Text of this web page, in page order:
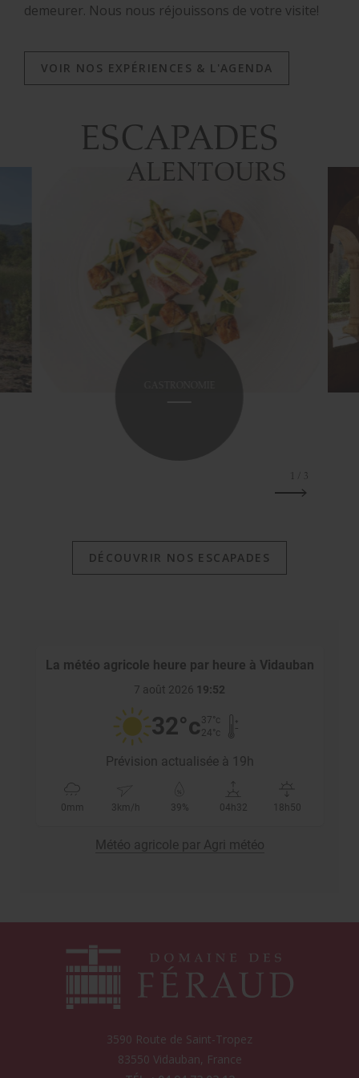
demeurer. Nous nous réjouissons de votre visite!
VOIR NOS EXPÉRIENCES & L'AGENDA
ESCAPADES
ALENTOURS
/ 3
DÉCOUVRIR NOS ESCAPADES
3590 Route de Saint-Tropez
83550 Vidauban, France